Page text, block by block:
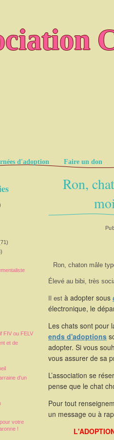
d'adoption Faire un don
FIV ou FELV
et de
d'un
votre
!
Ron,
Ron, chaton mâle
Élevé au bibi, très
Il est à adopter sous
électronique, le
Les chats sont pour
ends d'adoptions
adopter. Si vous
vous assurer de sa
L’association se
pense que le chat
Pour tout
un message ou à